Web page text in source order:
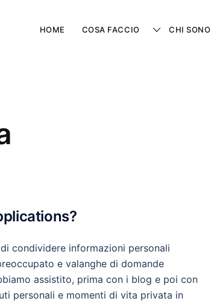
HOME COSA FACCIO CHI SONO
condividere informazioni personali
e valanghe di domande
assistito, prima con i blog e poi con
personali e momenti di vita privata in